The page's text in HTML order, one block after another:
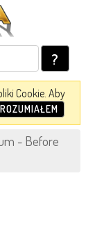
?
Cookie. Aby
- Before